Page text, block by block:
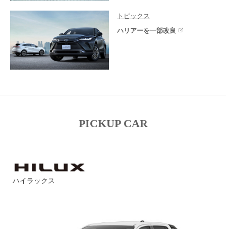
トピックス
ハリアーを一部改良
PICKUP CAR
ハイラックス